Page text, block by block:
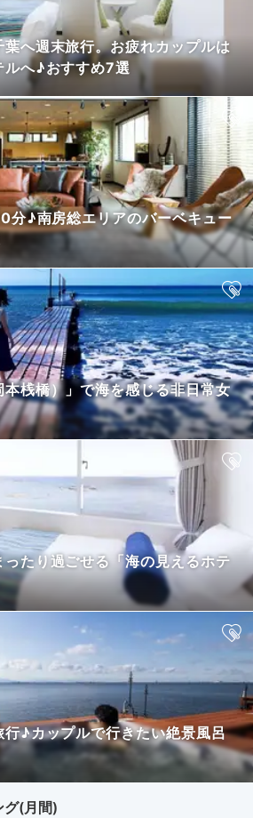
へ週末旅行。お疲れカップルは
ルへ♪おすすめ7選
分♪南房総エリアのバーベキュー
桟橋）」で海を感じる非日常女
ったり過ごせる「海の見えるホテ
♪カップルで行きたい絶景風呂
グ(月間)